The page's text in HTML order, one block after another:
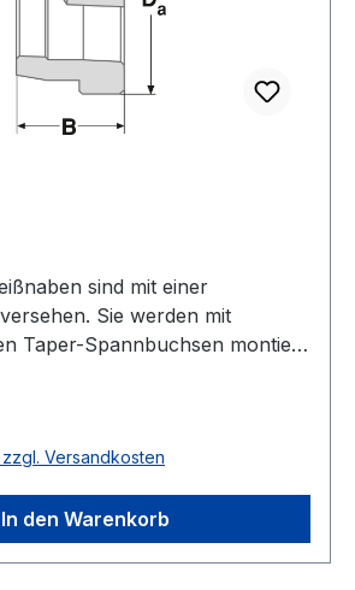
sind mit einer
Sie werden mit
Taper-Spannbuchsen montiert.
müssen.
lassen sich einfach montieren,
trifft. Mit dem Anziehen der
die Bohrung
Versandkosten
In den Warenkorb